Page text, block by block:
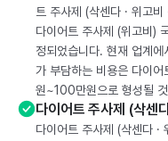
트 주사제 (삭센다 · 위고
다이어트 주사제 (위고비)
정되었습니다. 현재 업계
가 부담하는 비용은 다이
원~100만원으로 형성될
다이어트 주사제 (삭센
다이어트 주사제 (삭센다